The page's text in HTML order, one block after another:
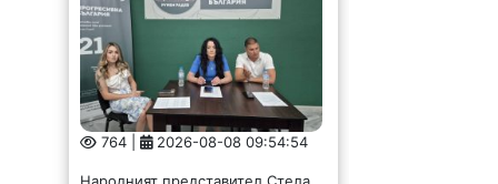
764 | 2026-08-08 09:54:54
Народният представител Стела